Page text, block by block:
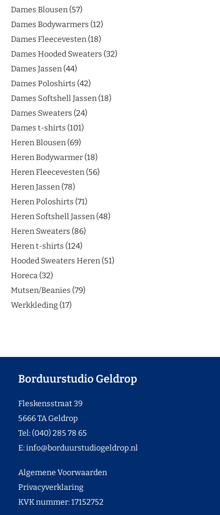
Dames Blousen 57
Dames Bodywarmers 12
Dames Fleecevesten 18
Dames Hooded Sweaters 32
Dames Jassen 44
Dames Poloshirts 42
Dames Softshell Jassen 18
Dames Sweaters 24
Dames t-shirts 101
Heren Blousen 69
Heren Bodywarmer 18
Heren Fleecevesten 56
Heren Jassen 78
Heren Poloshirts 71
Heren Softshell Jassen 48
Heren Sweaters 86
Heren t-shirts 124
Hooded Sweaters Heren 51
Horeca 32
Mutsen/Beanies 79
Werkkleding 17
Borduurstudio Geldrop
Fleskensstraat 39
5666 TA Geldrop
Tel: (040) 285 78 65
E:info@borduurstudiogeldrop.nl
Algemene Voorwaarden
Privacyverklaring
KVK nummer: 17152752